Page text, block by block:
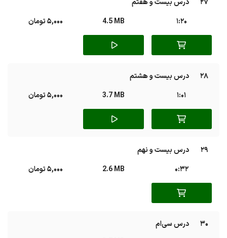
27
درس بیست و هفتم
1:20
4.5 MB 5,000 تومان
28
درس بیست و هشتم
1:01
3.7 MB 5,000 تومان
29
درس بیست و نهم
0:32
2.6 MB 5,000 تومان
30
درس سی‌‌ام